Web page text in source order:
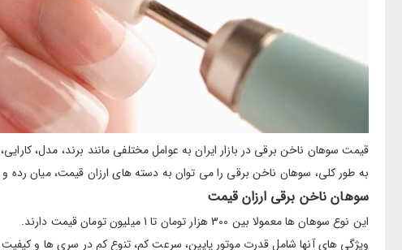
قیمت سوهان ناخن برقی در بازار ایران به عوامل مختلفی مانند برند، مدل،
به طور کلی، سوهان ناخن برقی را می توان به دسته های ارزان قیمت، میان رده
سوهان ناخن برقی ارزان قیمت
این نوع سوهان ها معمولا بین 300 هزار تومان تا 1 میلیون تومان قیمت دارند.
ویژگی های آنها شامل قدرت موتور پایین، سرعت کم، تنوع کم در سری ها و